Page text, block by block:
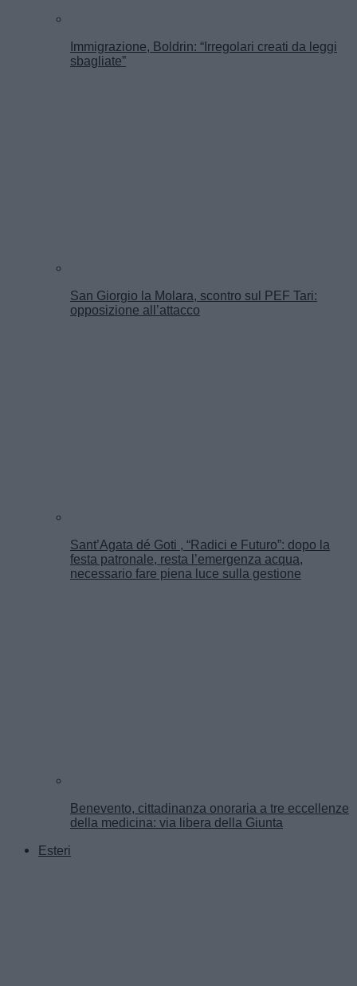
Immigrazione, Boldrin: “Irregolari creati da leggi
sbagliate”
San Giorgio la Molara, scontro sul PEF Tari:
opposizione all’attacco
Sant’Agata dé Goti , “Radici e Futuro”: dopo la
festa patronale, resta l’emergenza acqua,
necessario fare piena luce sulla gestione
Benevento, cittadinanza onoraria a tre eccellenze
della medicina: via libera della Giunta
Esteri